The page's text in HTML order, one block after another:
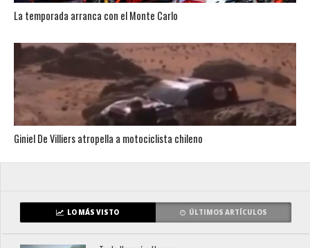
La temporada arranca con el Monte Carlo
Giniel De Villiers atropella a motociclista chileno
LO MÁS VISTO ÚLTIMOS ARTÍCULOS